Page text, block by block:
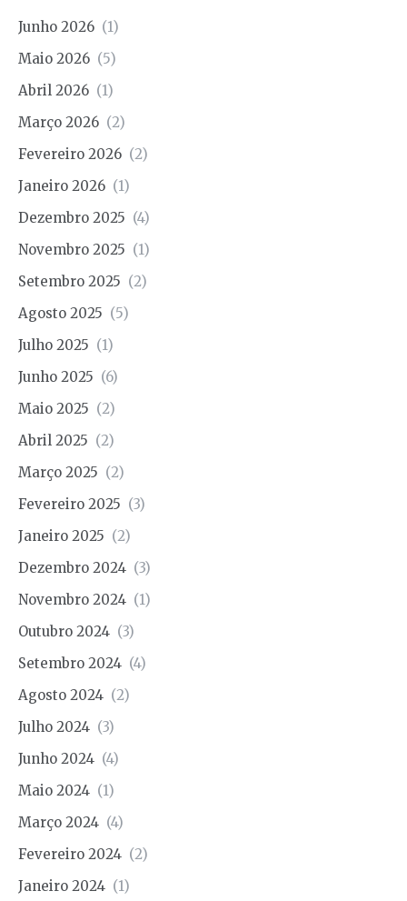
Junho 2026 (1)
Maio 2026 (5)
Abril 2026 (1)
Março 2026 (2)
Fevereiro 2026 (2)
Janeiro 2026 (1)
Dezembro 2025 (4)
Novembro 2025 (1)
Setembro 2025 (2)
Agosto 2025 (5)
Julho 2025 (1)
Junho 2025 (6)
Maio 2025 (2)
Abril 2025 (2)
Março 2025 (2)
Fevereiro 2025 (3)
Janeiro 2025 (2)
Dezembro 2024 (3)
Novembro 2024 (1)
Outubro 2024 (3)
Setembro 2024 (4)
Agosto 2024 (2)
Julho 2024 (3)
Junho 2024 (4)
Maio 2024 (1)
Março 2024 (4)
Fevereiro 2024 (2)
Janeiro 2024 (1)